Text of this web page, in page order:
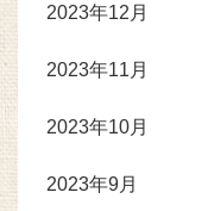
2023年12月
2023年11月
2023年10月
2023年9月